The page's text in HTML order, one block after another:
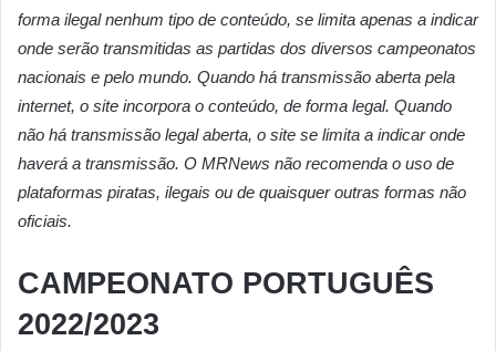
forma ilegal nenhum tipo de conteúdo, se limita apenas a indicar
onde serão transmitidas as partidas dos diversos campeonatos
nacionais e pelo mundo. Quando há transmissão aberta pela
internet, o site incorpora o conteúdo, de forma legal. Quando
não há transmissão legal aberta, o site se limita a indicar onde
haverá a transmissão. O MRNews não recomenda o uso de
plataformas piratas, ilegais ou de quaisquer outras formas não
oficiais.
CAMPEONATO PORTUGUÊS
2022/2023